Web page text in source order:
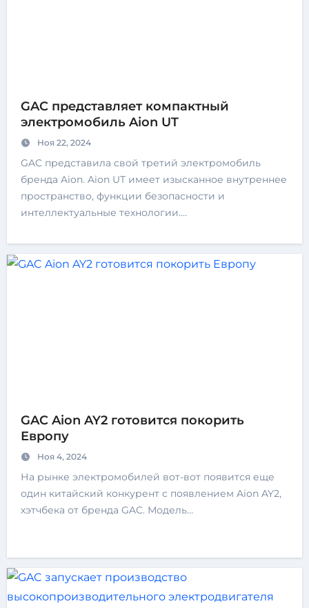
GAC представляет компактный
электромобиль Aion UT
Ноя 22, 2024
GAC представила свой третий электромобиль
бренда Aion. Aion UT имеет изысканное внутреннее
пространство, функции безопасности и
интеллектуальные технологии.…
GAC Aion AY2 готовится покорить
Европу
Ноя 4, 2024
На рынке электромобилей вот-вот появится еще
один китайский конкурент с появлением Aion AY2,
хэтчбека от бренда GAC. Модель…